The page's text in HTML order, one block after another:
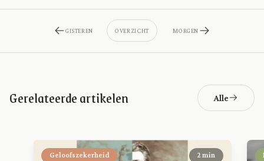
GISTEREN OVERZICHT MORGEN
Gerelateerde artikelen Alle
Geloofszekerheid 2 min